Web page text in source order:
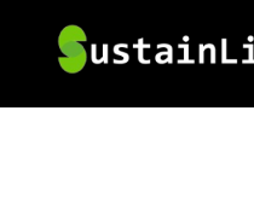
content